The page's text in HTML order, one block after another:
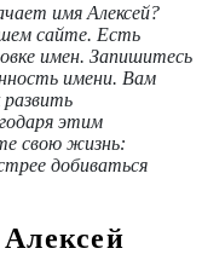
имя Алексей?
сайте. Есть
имен. Запишитесь
имени. Вам
этим
свою жизнь:
добиваться